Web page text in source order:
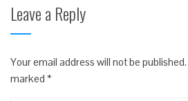
Leave a Reply
Your email address will not be published.
marked *